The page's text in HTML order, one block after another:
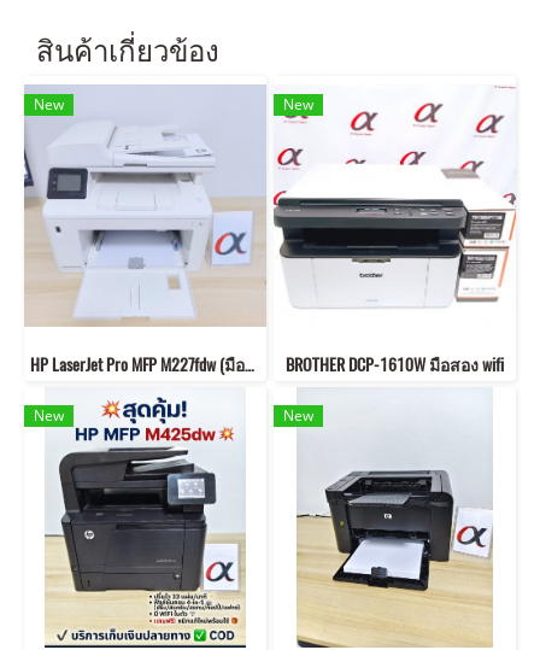
สินค้าเกี่ยวข้อง
New
HP LaserJet Pro MFP M227fdw (มือสอง)(พิมพ์/ถ่ายเอกสาร/สแกน/แฟกซ์/ไวไฟ)
New
BROTHER DCP-1610W มือสอง wifi
New New